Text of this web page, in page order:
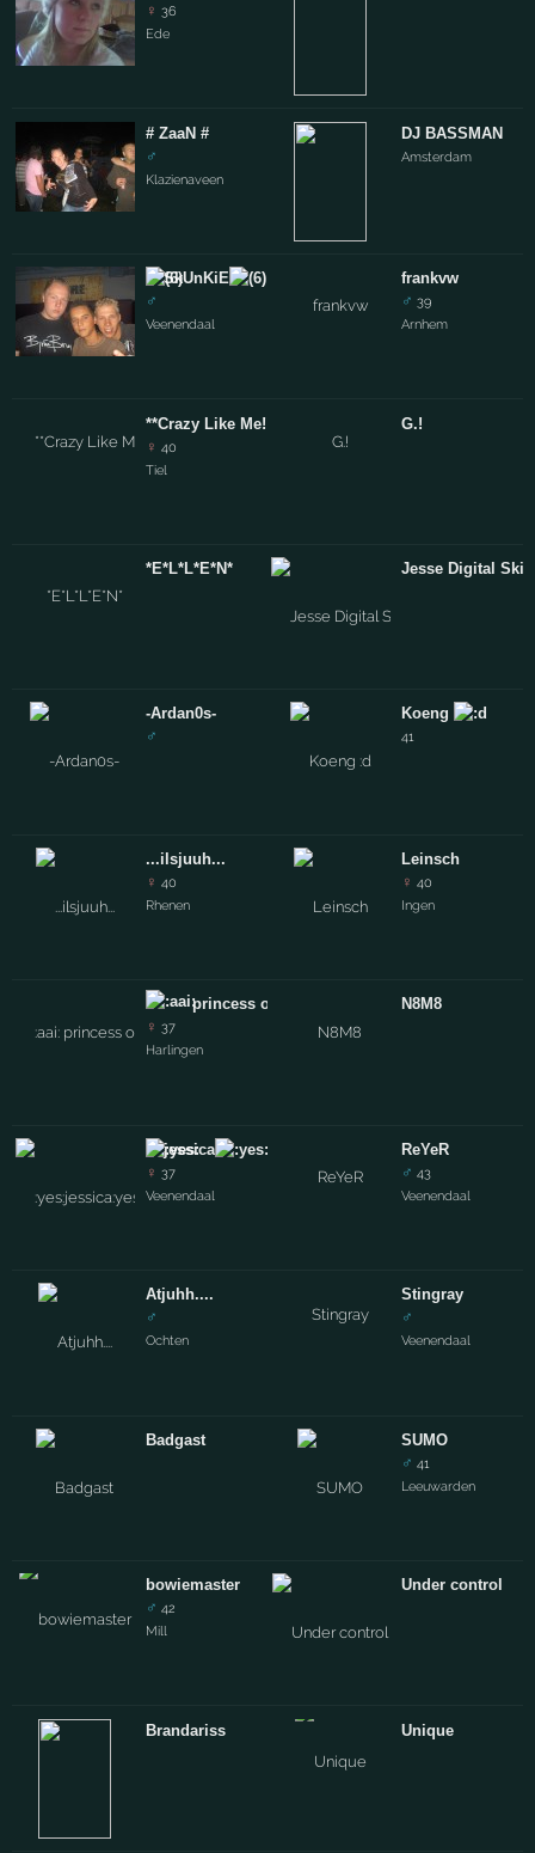
♀ 36
Ede
# ZaaN #
♂
Klazienaveen
SkUnKiE
♂
Veenendaal
**Crazy Like Me!!
♀ 40
Tiel
*E*L*L*E*N*
-Ardan0s-
♂
...ilsjuuh...
♀ 40
Rhenen
princess of the posse
♀ 37
Harlingen
jessica
♀ 37
Veenendaal
Atjuhh....
♂
Ochten
Badgast
bowiemaster
♂ 42
Mill
Brandariss
DJ BASSMAN
Amsterdam
frankvw
♂ 39
Arnhem
G.!
Jesse Digital
Koeng
41
Leinsch
♀ 40
Ingen
N8M8
ReYeR
♂ 43
Veenendaal
Stingray
♂
Veenendaal
SUMO
♂ 41
Leeuwarden
Under control
Unique